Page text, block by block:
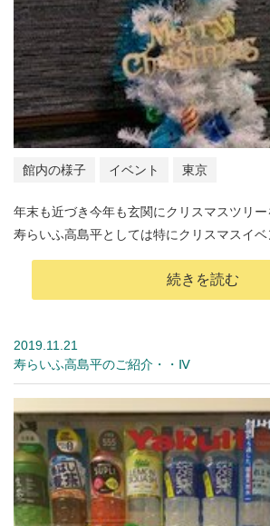
館内の様子 イベント 東京
年末も近づき今年も玄関にクリスマスツリー
寿らいふ高島平としては特にクリスマスイベ
続きを読む
2019.11.21
寿らいふ高島平のご紹介・・Ⅳ